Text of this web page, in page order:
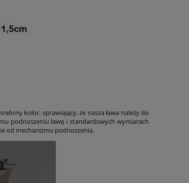
kolor, sprawiający, że nasza ława należy do
podnoszeniu ławę i standardowych wymiarach
od mechanizmu podnoszenia.